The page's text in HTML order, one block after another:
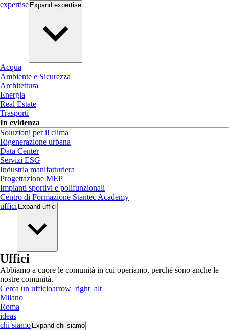
expertise Expand expertise
Acqua
Ambiente e Sicurezza
Architettura
Energia
Real Estate
Trasporti
In evidenza
Soluzioni per il clima
Rigenerazione urbana
Data Center
Servizi ESG
Industria manifatturiera
Progettazione MEP
Impianti sportivi e polifunzionali
Centro di Formazione Stantec Academy
uffici Expand uffici
Uffici
Abbiamo a cuore le comunità in cui operiamo, perchè sono anche le
nostre comunità.
Cerca un ufficioarrow_right_alt
Milano
Roma
ideas
chi siamo Expand chi siamo